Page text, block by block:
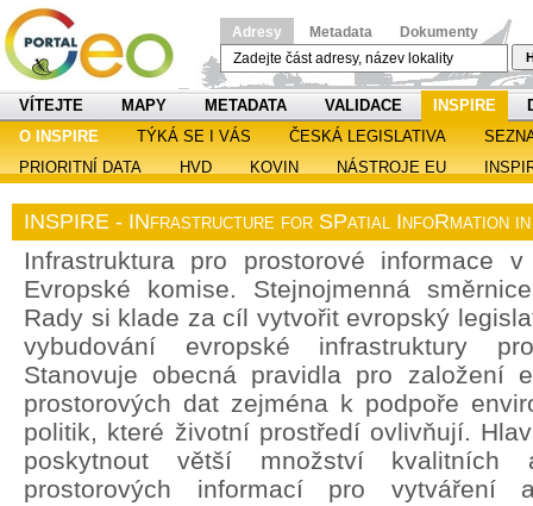
Adresy Metadata Dokumenty
VÍTEJTE MAPY METADATA VALIDACE INSPIRE
O INSPIRE
TÝKÁ SE I VÁS ČESKÁ LEGISLATIVA
PRIORITNÍ DATA
HVD KOVIN NÁSTROJE EU
INSPIRE - INfrastructure for SPatial InfoRmation
Infrastruktura pro prostorové informace
Evropské komise. Stejnojmenná
Rady si klade za cíl vytvořit evropský
vybudování evropské infrastruktury
Stanovuje obecná pravidla pro založení
prostorových dat zejména k podpoře
politik, které životní prostředí ovlivňují.
poskytnout větší množství kvalitních
prostorových informací pro vytváření